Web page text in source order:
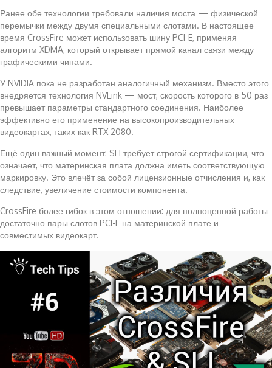
Ранее обе технологии требовали наличия моста — физической
перемычки между двумя специальными слотами. В настоящее
время CrossFire может использовать шину PCI-E, применяя
алгоритм XDMA, который открывает прямой канал связи между
графическими чипами.
У NVIDIA пока не разработан аналогичный механизм. Вместо этого
внедряется технология NVLink — мост, скорость которого в 50 раз
превышает параметры стандартного соединения. Наиболее
эффективно его применение на высокопроизводительных
видеокартах, таких как RTX 2080.
Ещё один важный момент: SLI требует строгой сертификации, что
означает, что материнская плата должна иметь соответствующую
маркировку. Это влечёт за собой лицензионные отчисления и, как
следствие, увеличение стоимости компонента.
CrossFire более гибок в этом отношении: для полноценной работы
достаточно пары слотов PCI-E на материнской плате и
совместимых видеокарт.